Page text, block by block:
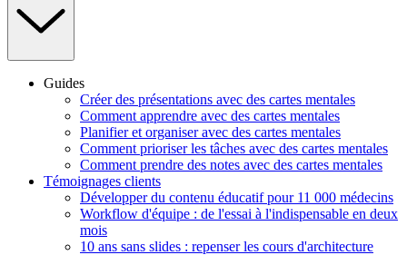
Guides
Créer des présentations avec des cartes mentales
Comment apprendre avec des cartes mentales
Planifier et organiser avec des cartes mentales
Comment prioriser les tâches avec des cartes mentales
Comment prendre des notes avec des cartes mentales
Témoignages clients
Développer du contenu éducatif pour 11 000 médecins
Workflow d'équipe : de l'essai à l'indispensable en deux
mois
10 ans sans slides : repenser les cours d'architecture